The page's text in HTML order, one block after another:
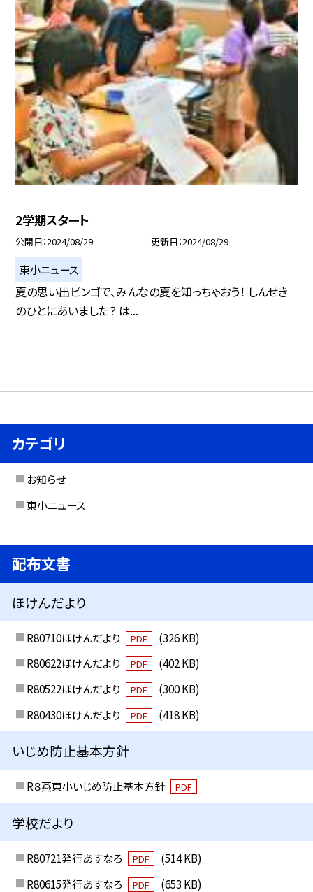
2学期スタート
公開日 2024/08/29 更新日 2024/08/29
東小ニュース
夏の思い出ビンゴで、みんなの夏を知っちゃおう！ しんせき
のひとにあいました？ は...
カテゴリ
お知らせ
東小ニュース
配布文書
ほけんだより
R80710ほけんだより PDF
(326 KB)
R80622ほけんだより
PDF
(402 KB)
R80522ほけんだより
PDF
(300 KB)
R80430ほけんだより
PDF (418 KB)
いじめ防止基本方針
R８燕東小いじめ防止基本方針 PDF
学校だより
R80721発行あすなろ PDF
(514 KB)
R80615発行あすなろ
PDF (653 KB)